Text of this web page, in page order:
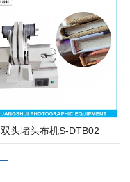
双头堵头布机S-DTB02